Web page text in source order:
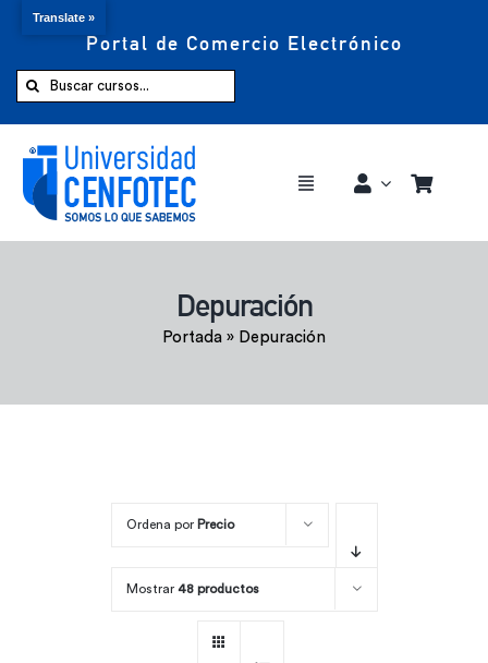
Portal de Comercio Electrónico
Buscar:
Toggle
Comprar ahora
Depuración
Portada » Depuración
Ordena por Precio
Mostrar 48 productos
Translate »